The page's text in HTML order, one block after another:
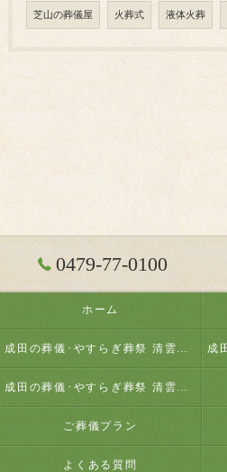
芝山の葬儀屋 火葬式 液体火葬
0479-77-0100
ホーム
成田の葬儀･やすらぎ葬祭 清雲の口コミ情報
成田の葬儀･やすらぎ葬祭 清雲のお客様の声
ご葬儀プラン
よくある質問